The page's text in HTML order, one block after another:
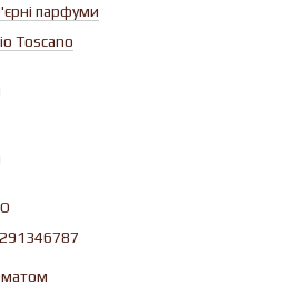
парфуми
Toscano